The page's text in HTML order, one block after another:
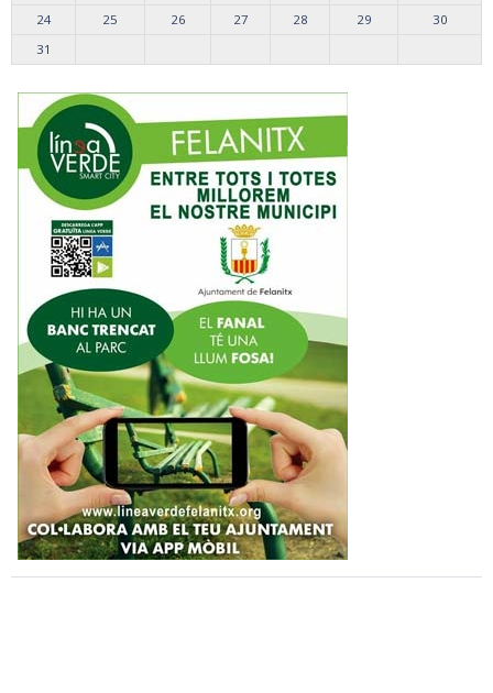
24
25 26 27 28 29
30
31